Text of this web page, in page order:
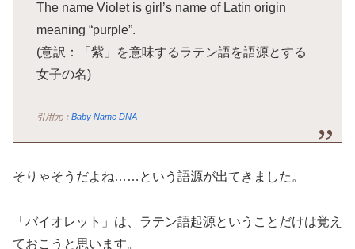
The name Violet is girl’s name of Latin origin
meaning “purple”.
(意訳：「紫」を意味するラテン語を語源とする
女子の名)
引用元： Baby Name DNA
そりゃそうだよね……という語源が出てきました。
「バイオレット」は、ラテン語起源ということだけは覚え
ておこうと思います。